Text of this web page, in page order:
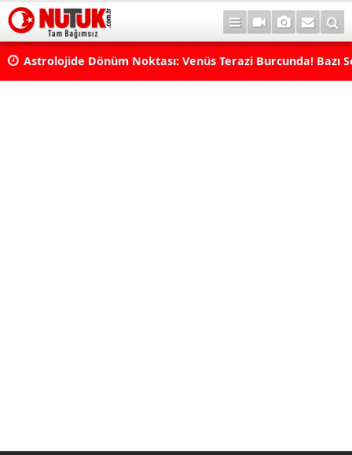
Astrolojide Dönüm Noktası: Venüs Terazi Burcunda! Bazı